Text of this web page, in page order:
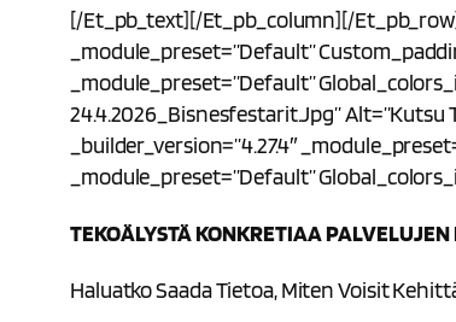
[/et_pb_text][/et_pb_column][/
_module_preset=”default”
_module_preset=”default”
24.4.2026_Bisnesfestarit.jpg”
_builder_version=”4.27.4″
_module_preset=”default”
TEKOÄLYSTÄ KONKRETIAA
Haluatko Saada Tietoa, Miten Voisit